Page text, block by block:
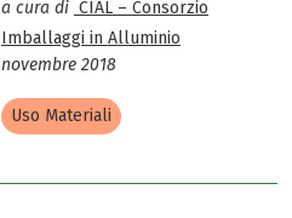
a cura di CIAL – Consorzio
Imballaggi in Alluminio
novembre 2018
Uso Materiali